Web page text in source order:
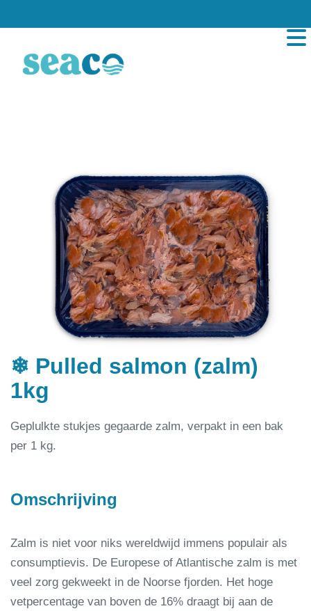
❄ Pulled salmon (zalm)
1kg
Geplulkte stukjes gegaarde zalm, verpakt in een bak
per 1 kg.
Omschrijving
Zalm is niet voor niks wereldwijd immens populair als
consumptievis. De Europese of Atlantische zalm is met
veel zorg gekweekt in de Noorse fjorden. Het hoge
vetpercentage van boven de 16% draagt bij aan de